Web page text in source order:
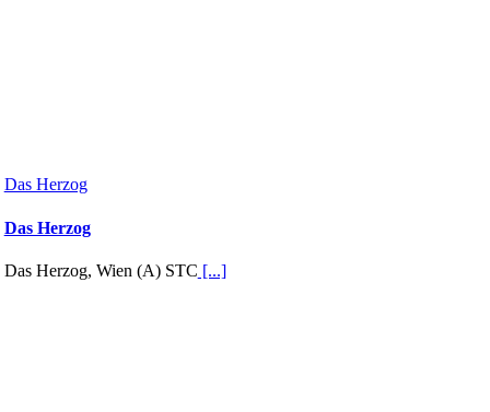
Das Herzog
Das Herzog
Das Herzog, Wien (A) STC [...]